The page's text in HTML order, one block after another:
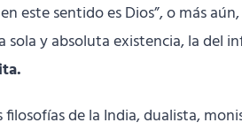
este sentido es Dios”, o más
y absoluta existencia, la del
de la India, dualista,